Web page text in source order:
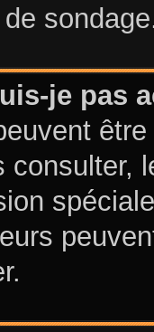
je pas
consulter,